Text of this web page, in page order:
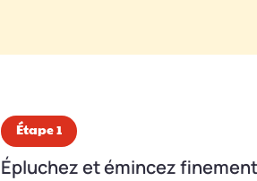
Étape 1
Épluchez et émincez